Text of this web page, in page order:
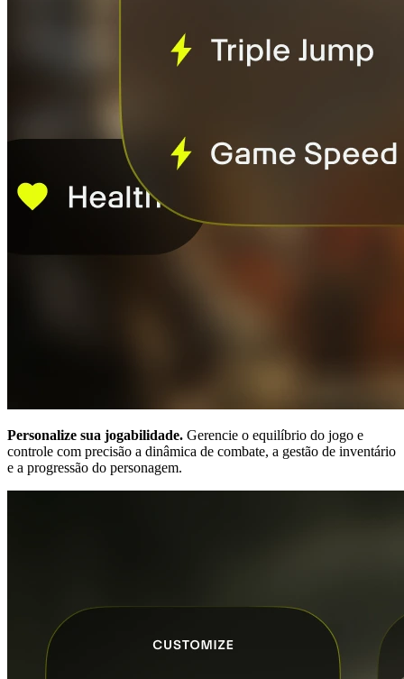
Personalize sua jogabilidade. Gerencie o equilíbrio do jogo e
controle com precisão a dinâmica de combate, a gestão de inventário
e a progressão do personagem.